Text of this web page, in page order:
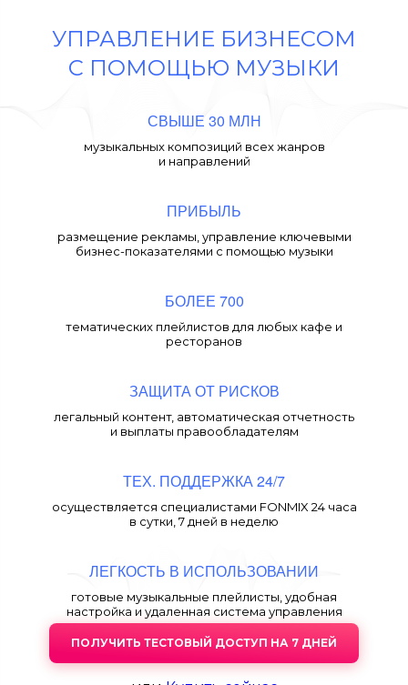
УПРАВЛЕНИЕ БИЗНЕСОМ
С ПОМОЩЬЮ МУЗЫКИ
СВЫШЕ 30 МЛН
музыкальных композиций всех жанров
и направлений
ПРИБЫЛЬ
размещение рекламы, управление ключевыми
бизнес-показателями с помощью музыки
БОЛЕЕ 700
тематических плейлистов для любых кафе и
ресторанов
ЗАЩИТА ОТ РИСКОВ
легальный контент, автоматическая отчетность
и выплаты правообладателям
ТЕХ. ПОДДЕРЖКА 24/7
осуществляется специалистами FONMIX 24 часа
в сутки, 7 дней в неделю
ЛЕГКОСТЬ В ИСПОЛЬЗОВАНИИ
готовые музыкальные плейлисты, удобная
настройка и удаленная система управления
ПОЛУЧИТЬ ТЕСТОВЫЙ ДОСТУП НА 7 ДНЕЙ